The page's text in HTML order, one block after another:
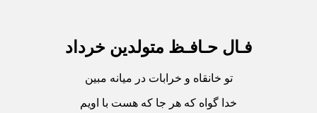
فـال حـافـظ متولدین خرداد
تو خانقاه و خرابات در میانه مبین
خدا گواه که هر جا که هست با اویم